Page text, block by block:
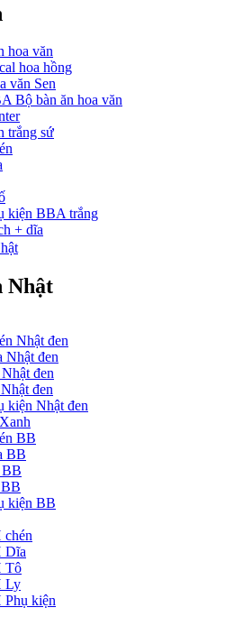
hoa văn
hoa hồng
văn Sen
Bộ bàn ăn hoa văn
trắng sứ
kiện BBA trắng
+ dĩa
Nhật
Nhật đen
Nhật đen
đen
đen
kiện Nhật đen
BB
BB
kiện BB
chén
Dĩa
Tô
Ly
Phụ kiện